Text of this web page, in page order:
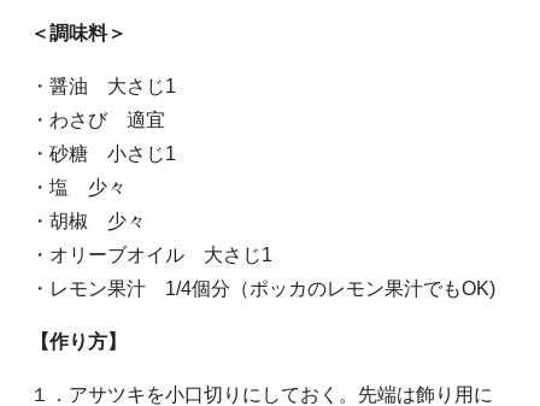
＜調味料＞
・醤油 大さじ1
・わさび 適宜
・砂糖 小さじ1
・塩 少々
・胡椒 少々
・オリーブオイル 大さじ1
・レモン果汁 1/4個分（ポッカのレモン果汁でもOK)
【作り方】
１．アサツキを小口切りにしておく。先端は飾り用に